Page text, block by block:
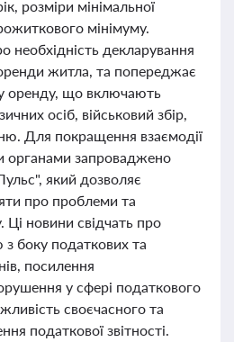
розміри мінімальної
мінімуму.
необхідність декларування
житла, та попереджає
оренду, що включають
осіб, військовий збір,
Для покращення взаємодії
органами запроваджено
який дозволяє
про проблеми та
новини свідчать про
з боку податкових та
посилення
у сфері податкового
своєчасного та
податкової звітності.